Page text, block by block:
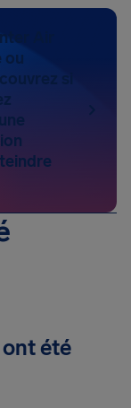
Air
ou
si
été